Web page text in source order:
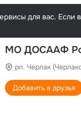
для вас.
МО ДОСААФ
рп. Черлак
Добавить в друзья